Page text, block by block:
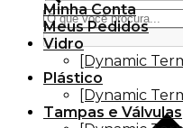
Minha Conta
Meus Pedidos
Vidro
[Dynamic
Plástico
[Dynamic
Tampas e Válvulas